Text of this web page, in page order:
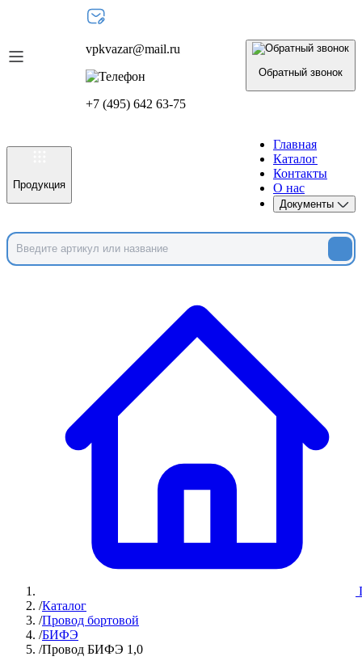
vpkvazar@mail.ru
+7 (495) 642 63-75
Обратный звонок
Продукция
Главная
Каталог
Контакты
О нас
Документы
/Каталог
/Провод бортовой
/БИФЭ
/Провод БИФЭ 1,0